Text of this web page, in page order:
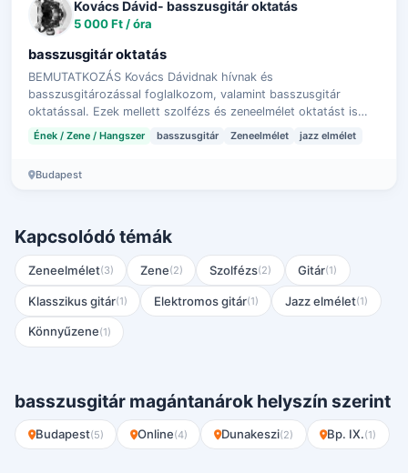
Kovács Dávid- basszusgitár oktatás
5 000 Ft / óra
basszusgitár oktatás
BEMUTATKOZÁS Kovács Dávidnak hívnak és
basszusgitározással foglalkozom, valamint basszusgitár
oktatással. Ezek mellett szolfézs és zeneelmélet oktatást is
vállalok. Legtöbbször a Ganxsta Zolee és a …
Ének / Zene / Hangszer basszusgitár Zeneelmélet jazz elmélet
Budapest
Kapcsolódó témák
Zeneelmélet(3) Zene(2) Szolfézs(2) Gitár(1)
Klasszikus gitár(1) Elektromos gitár(1) Jazz elmélet(1)
Könnyűzene(1)
basszusgitár magántanárok helyszín szerint
Budapest(5) Online(4) Dunakeszi(2) Bp. IX.(1)